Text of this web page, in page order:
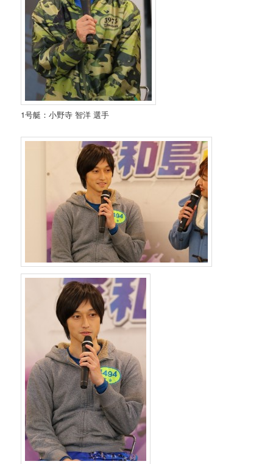
1号艇：小野寺 智洋 選手